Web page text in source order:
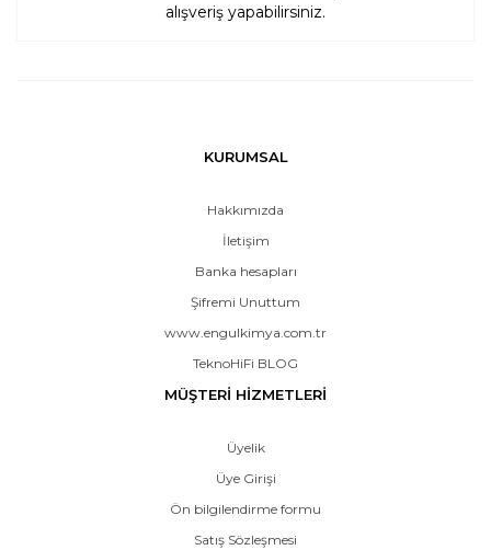
alışveriş yapabilirsiniz.
KURUMSAL
Hakkımızda
İletişim
Banka hesapları
Şifremi Unuttum
www.engulkimya.com.tr
TeknoHiFi BLOG
MÜŞTERİ HİZMETLERİ
Üyelik
Üye Girişi
Ön bilgilendirme formu
Satış Sözleşmesi